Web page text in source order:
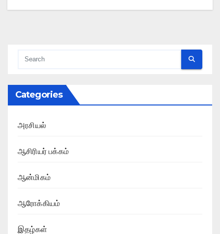
Categories
அரசியல்
ஆசிரியர் பக்கம்
ஆன்மிகம்
ஆரோக்கியம்
இதழ்கள்